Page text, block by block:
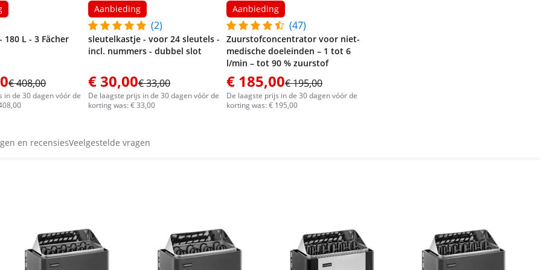
Maar omdat de
heb ik de Expondo oven
en de prijs aansluiten
een alternatief zijn
is helemaal oké. Een
zijn. Maar daar zal ik voor
oven is het risico
L - 3 Fächer
€ 408,00
in de 30 dagen vóór de
Aanbieding
(2)
sleutelkastje - voor 24 sleutels -
incl. nummers - dubbel slot
€ 30,00€ 33,00
De laagste prijs in de 30 dagen vóór de
korting was: € 33,00
Aanbieding
(47)
Zuurstofconcentrator voor niet-
medische doeleinden – 1 tot 6
l/min – tot 90 % zuurstof
€ 185,00€ 195,00
De laagste prijs in de 30 dagen vóór de
korting was: € 195,00
en recensiesVeelgestelde vragen